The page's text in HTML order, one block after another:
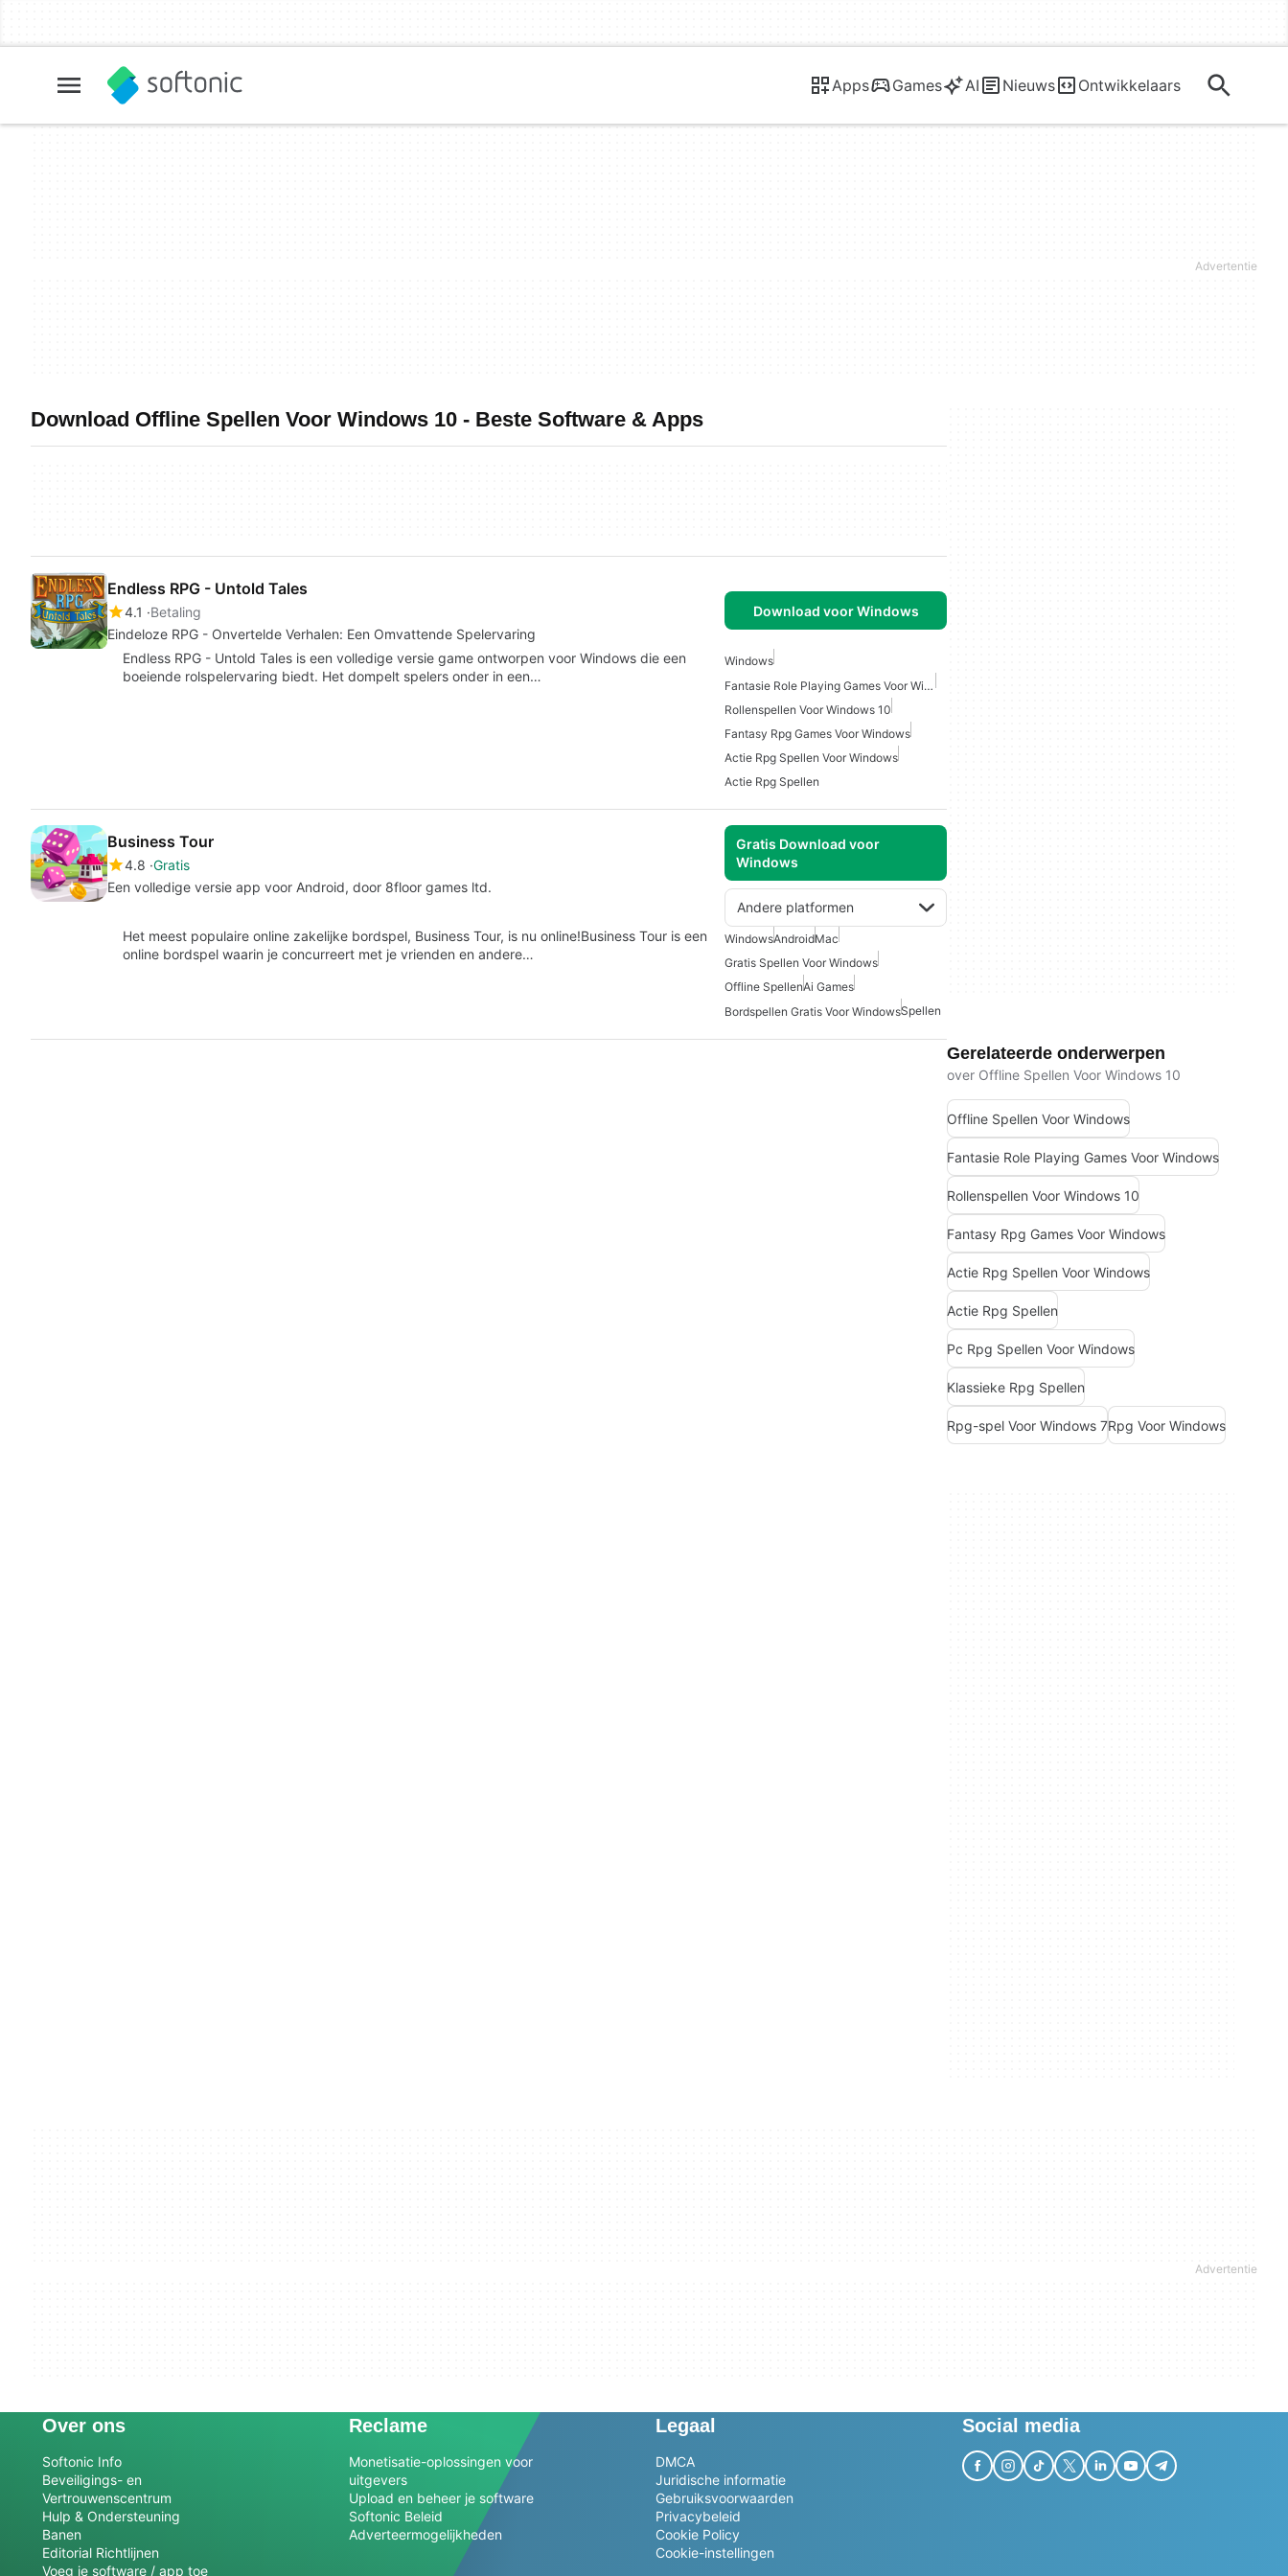
Apps Games AI Nieuws Ontwikkelaars
Download Offline Spellen Voor Windows 10 - Beste Software & Apps
Endless RPG - Untold Tales
4.1
Betaling
Eindeloze RPG - Onvertelde Verhalen: Een Omvattende Spelervaring
Download voor Windows
Endless RPG - Untold Tales is een volledige versie game ontworpen voor Windows die een
boeiende rolspelervaring biedt. Het dompelt spelers onder in een…
Windows
Fantasie Role Playing Games Voor Windows
Rollenspellen Voor Windows 10
Fantasy Rpg Games Voor Windows
Actie Rpg Spellen Voor Windows
Actie Rpg Spellen
Business Tour
4.8 Gratis
Een volledige versie app voor Android, door 8floor games ltd.
Gratis Download voor
Windows
Andere platformen
Het meest populaire online zakelijke bordspel, Business Tour, is nu online!Business Tour is een
online bordspel waarin je concurreert met je vrienden en andere…
WindowsAndroidMac
Gratis Spellen Voor Windows
Offline SpellenAi Games
Bordspellen Gratis Voor WindowsSpellen
Gerelateerde onderwerpen
over Offline Spellen Voor Windows 10
Offline Spellen Voor Windows
Fantasie Role Playing Games Voor Windows
Rollenspellen Voor Windows 10
Fantasy Rpg Games Voor Windows
Actie Rpg Spellen Voor Windows
Actie Rpg Spellen
Pc Rpg Spellen Voor Windows
Klassieke Rpg Spellen
Rpg-spel Voor Windows 7Rpg Voor Windows
Over ons
Softonic Info
Beveiligings- en
Vertrouwenscentrum
Hulp & Ondersteuning
Banen
Editorial Richtlijnen
Voeg je software / app toe
Reclame
Monetisatie-oplossingen voor
uitgevers
Upload en beheer je software
Softonic Beleid
Adverteermogelijkheden
Legaal
DMCA
Juridische informatie
Gebruiksvoorwaarden
Privacybeleid
Cookie Policy
Cookie-instellingen
Social media